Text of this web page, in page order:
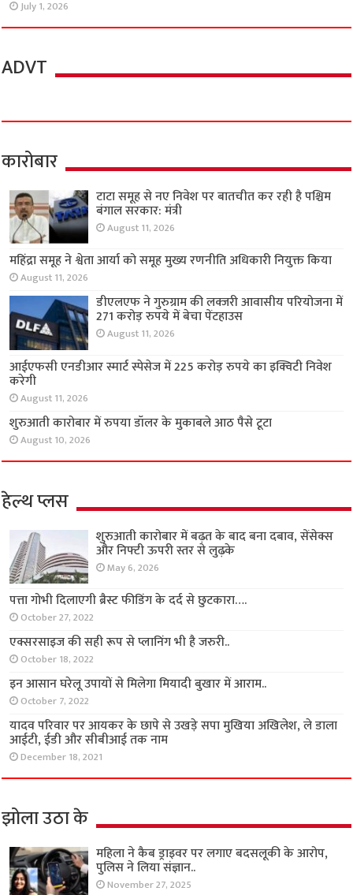
July 1, 2026
ADVT
कारोबार
टाटा समूह से नए निवेश पर बातचीत कर रही है पश्चिम
बंगाल सरकार: मंत्री
August 11, 2026
महिंद्रा समूह ने श्वेता आर्या को समूह मुख्य रणनीति अधिकारी नियुक्त किया
August 11, 2026
डीएलएफ ने गुरुग्राम की लक्जरी आवासीय परियोजना में
271 करोड़ रुपये में बेचा पेंटहाउस
August 11, 2026
आईएफसी एनडीआर स्मार्ट स्पेसेज में 225 करोड़ रुपये का इक्विटी निवेश
करेगी
August 11, 2026
शुरुआती कारोबार में रुपया डॉलर के मुकाबले आठ पैसे टूटा
August 10, 2026
हेल्थ प्लस
शुरुआती कारोबार में बढ़त के बाद बना दबाव, सेंसेक्स
और निफ्टी ऊपरी स्तर से लुढ़के
May 6, 2026
पत्ता गोभी दिलाएगी ब्रैस्ट फीडिंग के दर्द से छुटकारा….
October 27, 2022
एक्सरसाइज की सही रूप से प्लानिंग भी है जरुरी..
October 18, 2022
इन आसान घरेलू उपायों से मिलेगा मियादी बुखार में आराम..
October 7, 2022
यादव परिवार पर आयकर के छापे से उखड़े सपा मुखिया अखिलेश, ले डाला
आईटी, ईडी और सीबीआई तक नाम
December 18, 2021
झोला उठा के
महिला ने कैब ड्राइवर पर लगाए बदसलूकी के आरोप,
पुलिस ने लिया संज्ञान..
November 27, 2025